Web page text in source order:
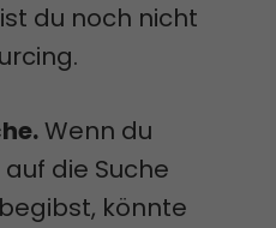
du noch nicht
Wenn du
die Suche
könnte